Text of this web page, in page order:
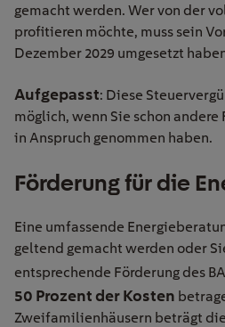
gemacht werden. Wer von der
profitieren möchte, muss sein
Dezember 2029 umgesetzt
Aufgepasst: Diese
möglich, wenn Sie schon
in Anspruch genommen haben.
Förderung für die
Eine umfassende
geltend gemacht werden oder
entsprechende Förderung des
50 Prozent der Kosten
Zweifamilienhäusern beträgt